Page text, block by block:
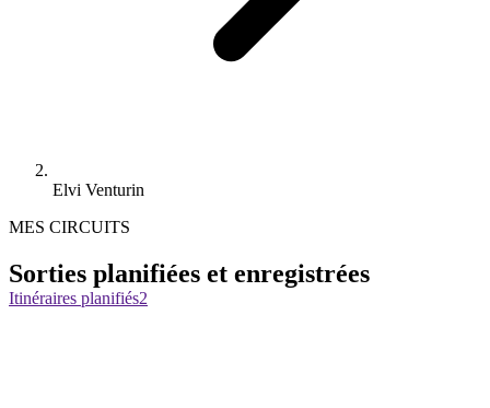
Elvi Venturin
MES CIRCUITS
Sorties planifiées et enregistrées
Itinéraires planifiés2